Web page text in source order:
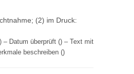
(2) im Druck:
– Datum überprüft () – Text mit
beschreiben ()